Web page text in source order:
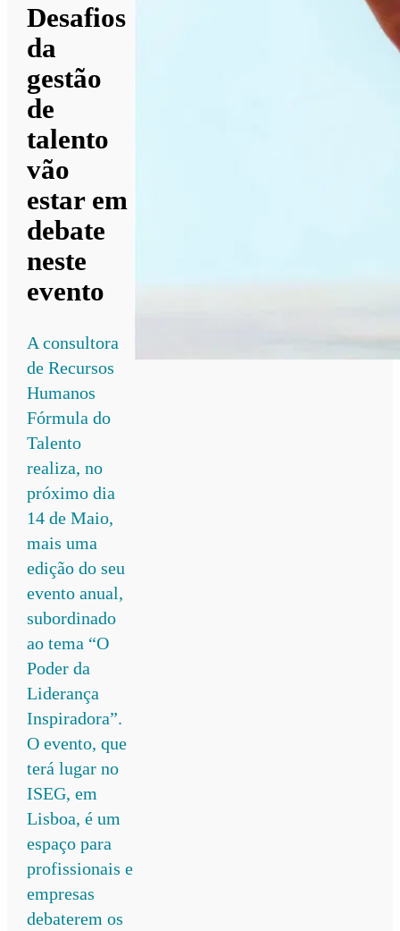
Desafios
da
gestão
de
talento
vão
estar em
debate
neste
evento
A consultora
de Recursos
Humanos
Fórmula do
Talento
realiza, no
próximo dia
14 de Maio,
mais uma
edição do seu
evento anual,
subordinado
ao tema “O
Poder da
Liderança
Inspiradora”.
O evento, que
terá lugar no
ISEG, em
Lisboa, é um
espaço para
profissionais e
empresas
debaterem os